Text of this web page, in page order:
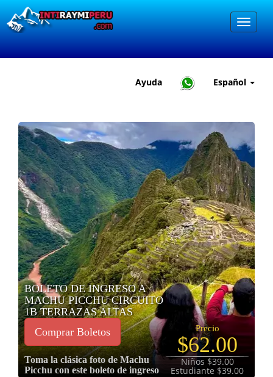
Ayuda Español
BOLETO DE INGRESO A
MACHU PICCHU CIRCUITO
1B TERRAZAS ALTAS
Comprar Boletos
Toma la clásica foto de Machu
Picchu con este boleto de ingreso
Precio
$62.00
Niños $39.00
Estudiante $39.00